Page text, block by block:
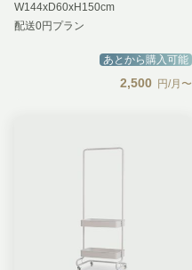
W144xD60xH150cm
配送0円プラン
あとから購入可能
2,500 円/月〜